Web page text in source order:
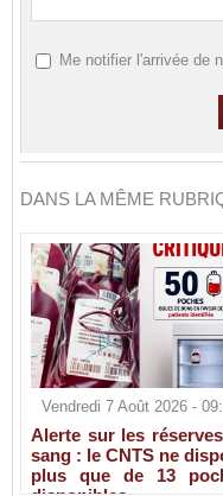
Me notifier l'arrivée de
DANS LA MÊME
Vendredi 7 Août 2026 -
Alerte sur les
sang : le CNTS ne
plus que de 13